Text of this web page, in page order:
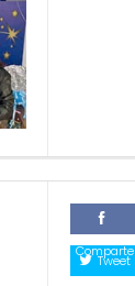
Comparte
Tweet